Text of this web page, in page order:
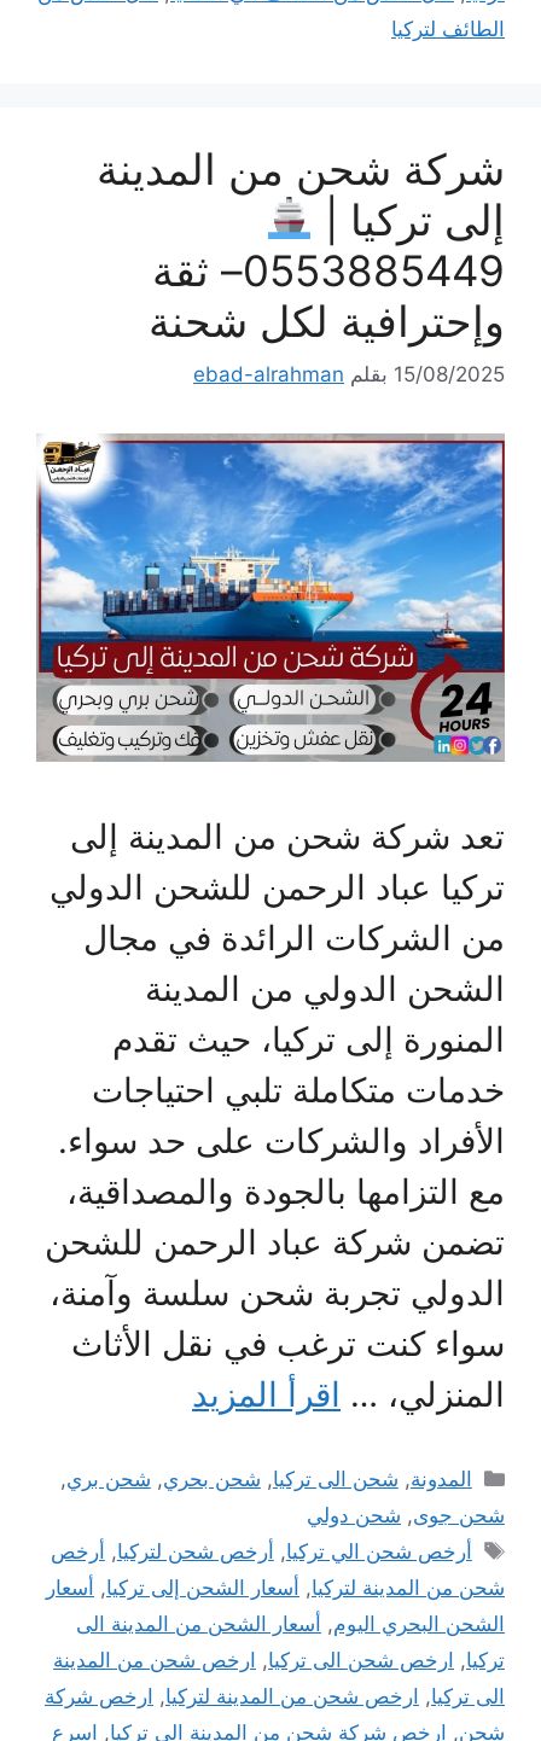
الطائف لتركيا
شركة شحن من المدينة
إلى تركيا |
0553885449– ثقة
وإحترافية لكل شحنة
15/08/2025 بقلم ebad-alrahman
تعد شركة شحن من المدينة إلى
تركيا عباد الرحمن للشحن الدولي
من الشركات الرائدة في مجال
الشحن الدولي من المدينة
المنورة إلى تركيا، حيث تقدم
خدمات متكاملة تلبي احتياجات
الأفراد والشركات على حد سواء.
مع التزامها بالجودة والمصداقية،
تضمن شركة عباد الرحمن للشحن
الدولي تجربة شحن سلسة وآمنة،
سواء كنت ترغب في نقل الأثاث
المنزلي، … اقرأ المزيد
التصنيفات
المدونة, شحن الى تركيا, شحن بحري, شحن بري,
شحن جوى, شحن دولي
الوسوم
أرخص شحن الي تركيا, أرخص شحن لتركيا, أرخص
شحن من المدينة لتركيا, أسعار الشحن إلى تركيا, أسعار
الشحن البحري اليوم, أسعار الشحن من المدينة الى
تركيا, ارخص شحن الى تركيا, ارخص شحن من المدينة
الى تركيا, ارخص شحن من المدينة لتركيا, ارخص شركة
شحن, ارخص شركة شحن من المدينة الى تركيا, اسرع